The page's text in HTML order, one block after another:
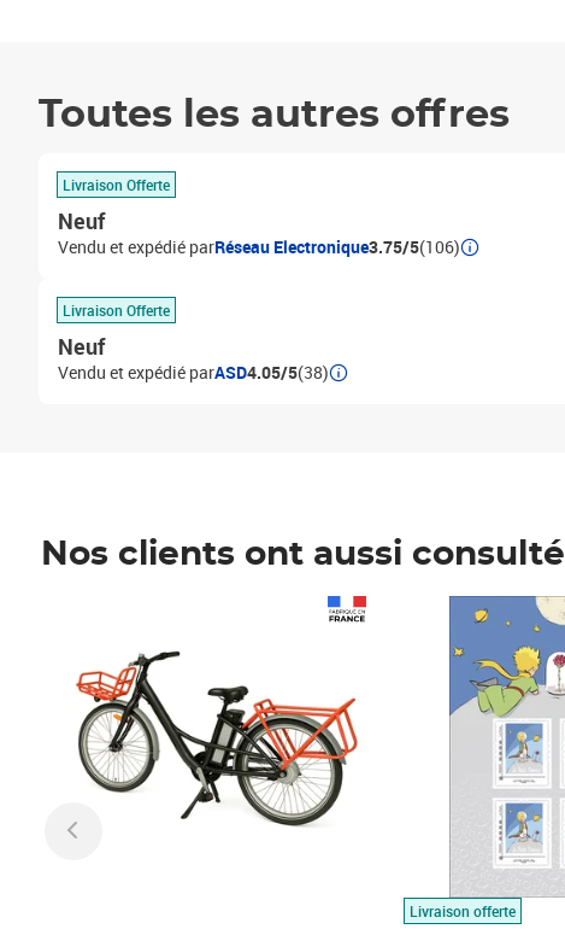
Toutes les autres offres
Livraison Offerte
Neuf
Vendu et expédié parRéseau Electronique3.75/5(106)
Livraison Offerte
Neuf
Vendu et expédié parASD4.05/5(38)
Nos clients ont aussi consulté
Livraison offerte
Prix 7,50€